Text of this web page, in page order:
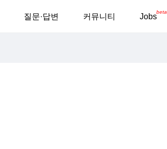
질문·답변 커뮤니티 Jobsbeta